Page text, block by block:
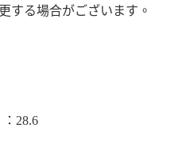
する場合がございます。
：28.6